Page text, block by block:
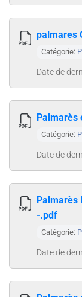
palmares
Catégorie:
Date de
Palmarès
Catégorie:
Date de
Palmarès
-.pdf
Catégorie:
Date de